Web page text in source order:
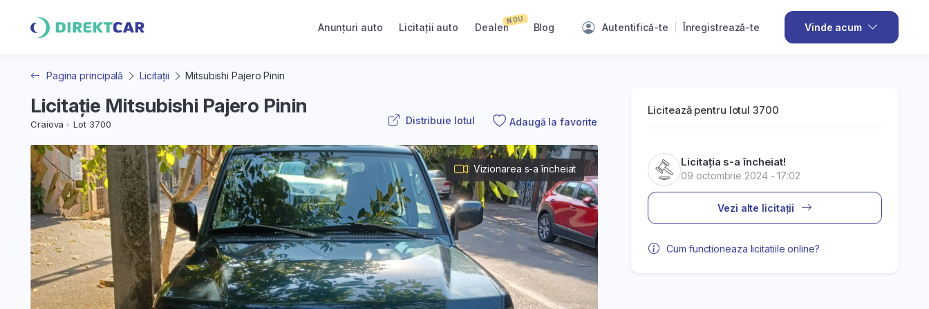
Anunțuri auto Licitații auto Dealeri
NOU
Blog Autentifică-te Înregistrează-te Vinde acum
Pagina principală Licitații Mitsubishi Pajero Pinin
Licitație Mitsubishi Pajero Pinin
Craiova Lot 3700 Distribuie lotul Adaugă la favorite
Vizionarea s-a încheiat
Licitează pentru lotul 3700
Licitația s-a încheiat!
09 octombrie 2024 - 17:02
Vezi alte licitații
Cum functioneaza licitatiile online?